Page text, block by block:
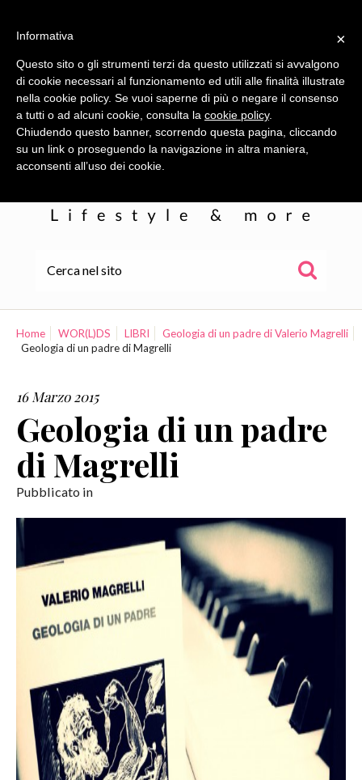
WOR(L)DS
COLLABORAZIONI
CONTATTI
Home WOR(L)DS LIBRI
Geologia di un padre di Valerio Magrelli
Geologia di un padre di Magrelli
16 Marzo 2015
Geologia di un padre
di Magrelli
Pubblicato in
×
Informativa
Questo sito o gli strumenti terzi da questo utilizzati si avvalgono
di cookie necessari al funzionamento ed utili alle finalità illustrate
nella cookie policy. Se vuoi saperne di più o negare il consenso
a tutti o ad alcuni cookie, consulta la cookie policy.
Chiudendo questo banner, scorrendo questa pagina, cliccando
su un link o proseguendo la navigazione in altra maniera,
acconsenti all’uso dei cookie.